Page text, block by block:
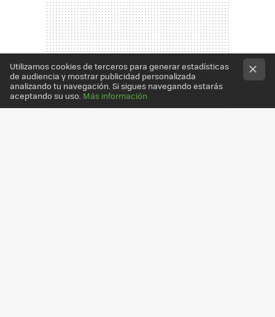
Utilizamos cookies de terceros para generar estadísticas
de audiencia y mostrar publicidad personalizada
analizando tu navegación. Si sigues navegando estarás
aceptando su uso. Más información